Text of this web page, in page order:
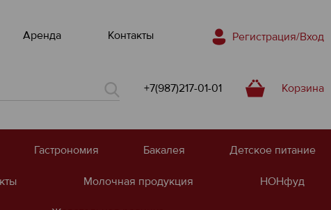
Аренда Контакты Регистрация/Вход
+7(987)217-01-01 Корзина
Гастрономия Бакалея Детское питание
Молочная продукция НОНфуд